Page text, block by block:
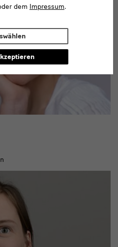
dem Impressum.